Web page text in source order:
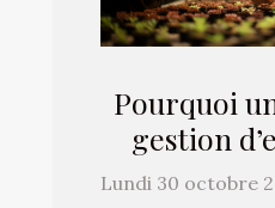
Pourquoi
gestion
Lundi 30 octobre